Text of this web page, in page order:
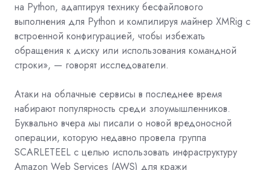
на Python, адаптируя технику бесфайлового
выполнения для Python и компилируя майнер XMRig с
встроенной конфигурацией, чтобы избежать
обращения к диску или использования командной
строки», — говорят исследователи.
Атаки на облачные сервисы в последнее время
набирают популярность среди злоумышленников.
Буквально вчера мы писали о новой вредоносной
операции, которую недавно провела группа
SCARLETEEL с целью использовать инфраструктуру
Amazon Web Services (AWS) для кражи